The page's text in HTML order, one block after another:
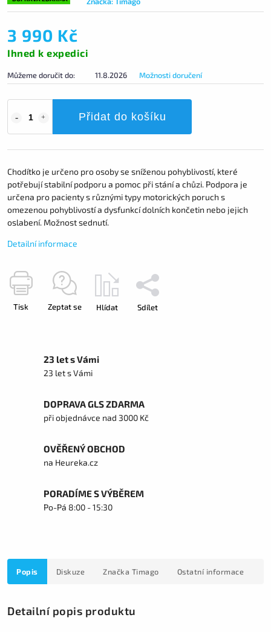
3 990 Kč
Ihned k expedici
Můžeme doručit do: 11.8.2026 Možnosti doručení
Přidat do košíku
Chodítko je určeno pro osoby se sníženou pohyblivostí, které
potřebují stabilní podporu a pomoc při stání a chůzi. Podpora je
určena pro pacienty s různými typy motorických poruch s
omezenou pohyblivostí a dysfunkcí dolních končetin nebo jejich
oslabení. Možnost sednutí.
Detailní informace
Tisk Zeptat se Hlídat Sdílet
23 let s Vámi
23 let s Vámi
DOPRAVA GLS ZDARMA
při objednávce nad 3000 Kč
OVĚŘENÝ OBCHOD
na Heureka.cz
PORADÍME S VÝBĚREM
Po-Pá 8:00 - 15:30
Popis Diskuze Značka Timago Ostatní informace
Detailní popis produktu